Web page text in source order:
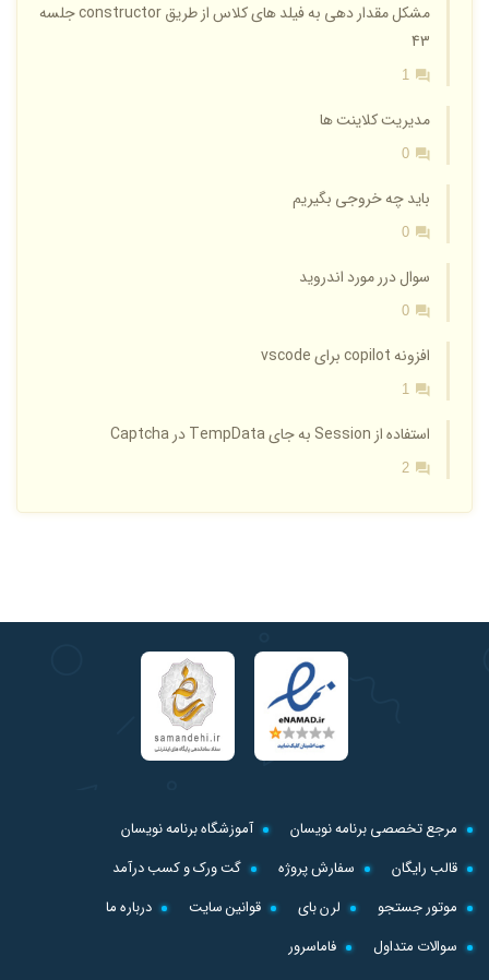
مشکل مقدار دهی به فیلد های کلاس از طریق constructor جلسه
43
1
مدیریت کلاینت ها
0
باید چه خروجی بگیریم
0
سوال درر مورد اندروید
0
افزونه copilot برای vscode
1
استفاده از Session به جای TempData در Captcha
2
مرجع تخصصی برنامه نویسان
آموزشگاه برنامه نویسان
قالب رایگان
سفارش پروژه
گت ورک و کسب درآمد
موتور جستجو
لرن بای قوانین سایت
درباره ما
سوالات متداول
فاماسرور